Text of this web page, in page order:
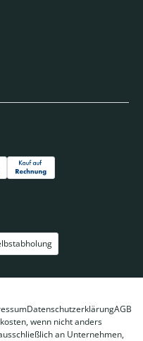
DatenschutzerklärungAGB
wenn nicht anders
an Unternehmen,